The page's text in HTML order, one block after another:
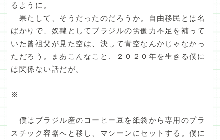
るように。
果たして、そうだったのだろうか。自由移民とは名
ばかりで、奴隷としてブラジルの労働力不足を補って
いた曾祖父が見た空は、決して青空なんかじゃなかっ
ただろう。まあこんなこと、２０２０年を生きる僕に
は関係ない話だが。
※
僕はブラジル産のコーヒー豆を紙袋から専用のプラ
スチック容器へと移し、マシーンにセットする。僕に